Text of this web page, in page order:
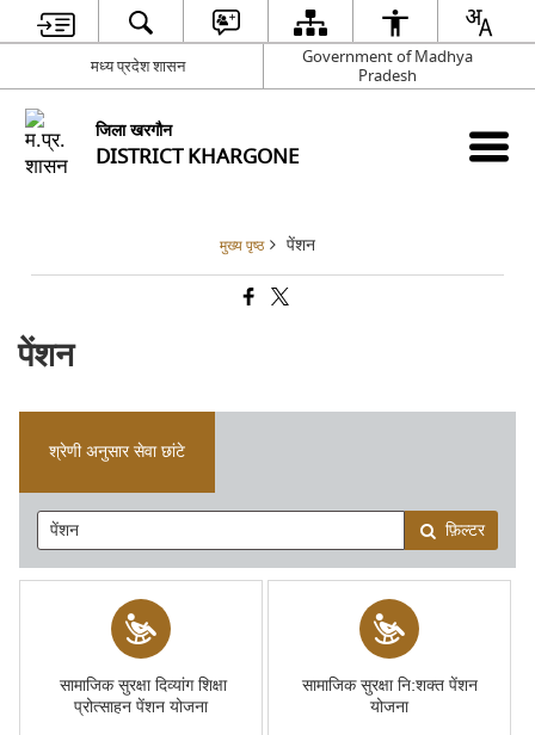
मध्य प्रदेश शासन
Government of Madhya
Pradesh
जिला खरगौन
DISTRICT KHARGONE
मुख्य पृष्ठ पेंशन
पेंशन
श्रेणी अनुसार सेवा छांटे
फ़िल्टर
सामाजिक सुरक्षा दिव्‍यांग शिक्षा
प्रोत्‍साहन पेंशन योजना
सामाजिक सुरक्षा नि:शक्‍त पेंशन
योजना